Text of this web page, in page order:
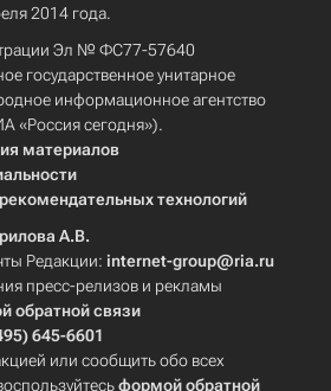
2014 года.
Эл № ФС77-57640
государственное унитарное
информационное агентство
«Россия сегодня»).
материалов
технологий
А.В.
Редакции: internet-group@ria.ru
пресс-релизов и рекламы
обратной связи
645-6601
или сообщить обо всех
формой обратной